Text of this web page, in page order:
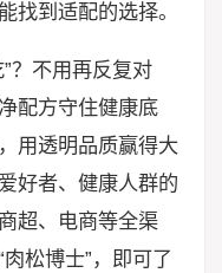
找到适配的选择。
？不用再反复对
配方守住健康底
用透明品质赢得大
好者、健康人群的
超、电商等全渠
松博士”，即可了